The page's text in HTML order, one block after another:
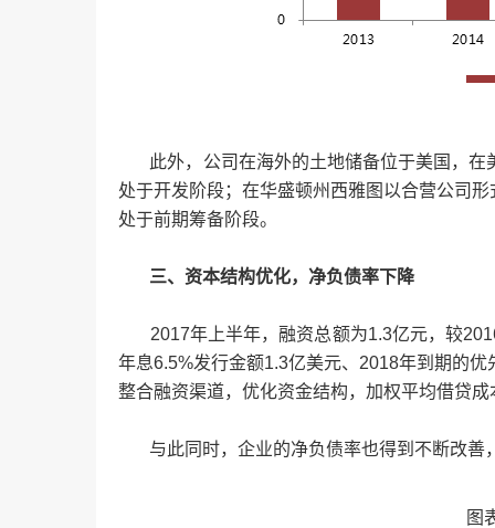
此外，公司在海外的土地储备位于美国，在
处于开发阶段；在华盛顿州西雅图以合营公司
处于前期筹备阶段。
三、资本结构优化，净负债率下降
2017年上半年，融资总额为1.3亿元，较
年息6.5%发行金额1.3亿美元、2018年到期的
整合融资渠道，优化资金结构，加权平均借贷成
与此同时，企业的净负债率也得到不断改善
图